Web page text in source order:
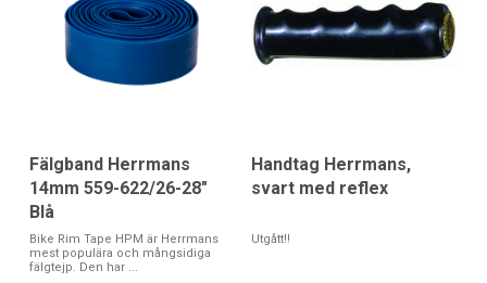
Fälgband Herrmans
14mm 559-622/26-28"
Blå
Bike Rim Tape HPM är Herrmans
mest populära och mångsidiga
fälgtejp. Den har ...
Handtag Herrmans,
svart med reflex
Utgått!!